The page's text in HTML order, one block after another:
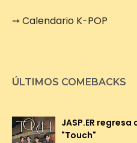
➙Calendario K-POP
ÚLTIMOS COMEBACKS
JASP.ER
"Touch"